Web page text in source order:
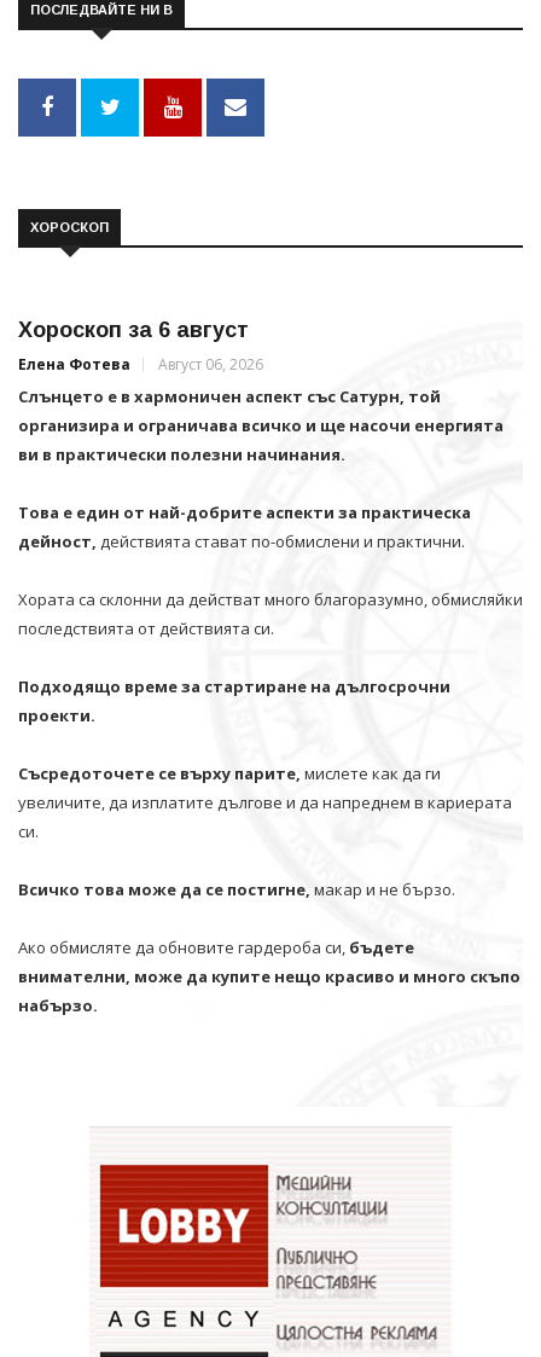
ПОСЛЕДВАЙТЕ НИ В
ХОРОСКОП
Хороскоп за 6 август
Елена Фотева Август 06, 2026
Слънцето е в хармоничен аспект със Сатурн, той
организира и ограничава всичко и щe насочи енергията
ви в практически полезни начинания.
Това е един от най-добрите аспекти за практическа
дейност, действията стават по-обмислени и практични.
Хората са склонни да действат много благоразумно, обмисляйки
последствията от действията си.
Подходящо време за стартиране на дългосрочни
проекти.
Съсредоточете се върху парите, мислете как да ги
увеличите, да изплатите дългове и да напреднем в кариерата
си.
Всичко това може да се постигне, макар и не бързо.
Ако обмисляте да обновите гардероба си, бъдете
внимателни, може да купите нещо красиво и много скъпо
набързо.